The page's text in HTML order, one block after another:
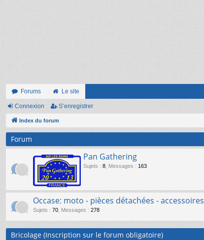
Forums Le site
Connexion S’enregistrer
Index du forum
Forum
Pan Gathering
Sujets : 8 Messages : 163
Occase: moto - pièces détachées - accessoires
Sujets : 70 Messages : 278
Bricolage (Inscription sur le forum obligatoire)